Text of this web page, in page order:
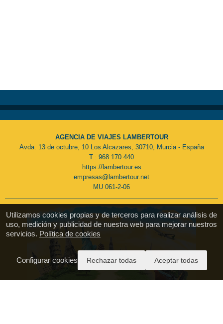
Utilizamos cookies propias y de terceros para realizar análisis de
uso, medición y publicidad de nuestra web para mejorar nuestros
servicios. Política de cookies
Configurar cookies Rechazar todas Aceptar todas
AGENCIA DE VIAJES LAMBERTOUR
Avda. 13 de octubre, 10 Los Alcazares, 30710, Murcia - España
T.: 968 170 440
https://lambertour.es
empresas@lambertour.net
MU 061-2-06